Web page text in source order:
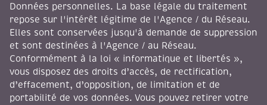
Données personnelles. La base légale du traitement
repose sur l'intérêt légitime de l'Agence / du Réseau.
Elles sont conservées jusqu'à demande de suppression
et sont destinées à l'Agence / au Réseau.
Conformément à la loi « informatique et libertés »,
vous disposez des droits d’accès, de rectification,
d’effacement, d’opposition, de limitation et de
portabilité de vos données. Vous pouvez retirer votre